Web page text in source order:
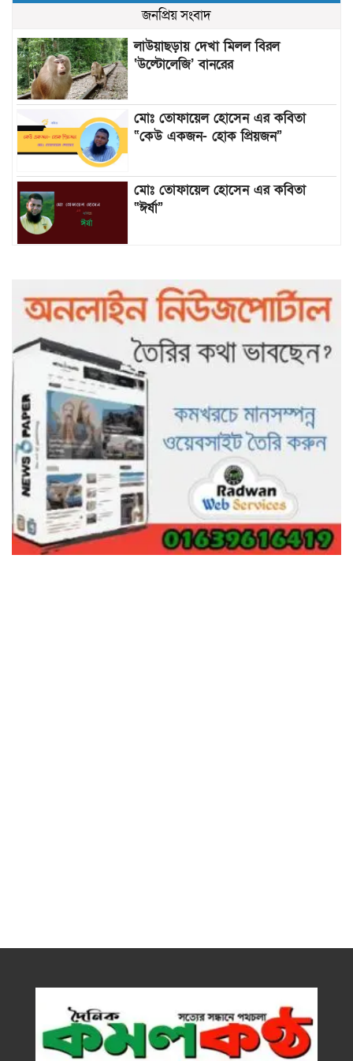
জনপ্রিয় সংবাদ
লাউয়াছড়ায় দেখা মিলল বিরল
‘উল্টোলেজি’ বানরের
মোঃ তোফায়েল হোসেন এর কবিতা
“কেউ একজন- হোক প্রিয়জন”
মোঃ তোফায়েল হোসেন এর কবিতা
“ঈর্ষা”
আটকে পড়া ১০ পর্যটককে উদ্ধার করল
পুলিশ ও ফায়ার সার্ভিস
গাছ না কেটে আমাদের পুড়িয়ে মারলে
ভালো হতো’: বন বিভাগের নিষ্ঠুরতায়
নিঃস্ব কৃষক